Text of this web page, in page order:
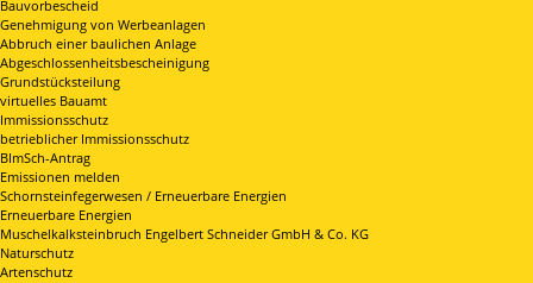
Bauvorbescheid
Genehmigung von Werbeanlagen
Abbruch einer baulichen Anlage
Abgeschlossenheitsbescheinigung
Grundstücksteilung
virtuelles Bauamt
Immissionsschutz
betrieblicher Immissionsschutz
BImSch-Antrag
Emissionen melden
Schornsteinfegerwesen / Erneuerbare Energien
Erneuerbare Energien
Muschelkalksteinbruch Engelbert Schneider GmbH & Co. KG
Naturschutz
Artenschutz